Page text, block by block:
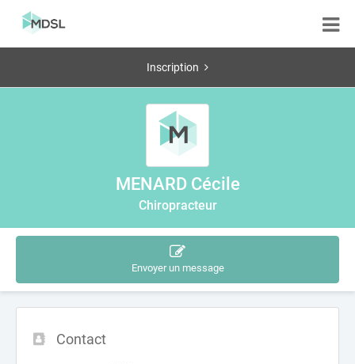
Inscription
MENARD Cécile
Chiropracteur
Envoyer un message
Contact